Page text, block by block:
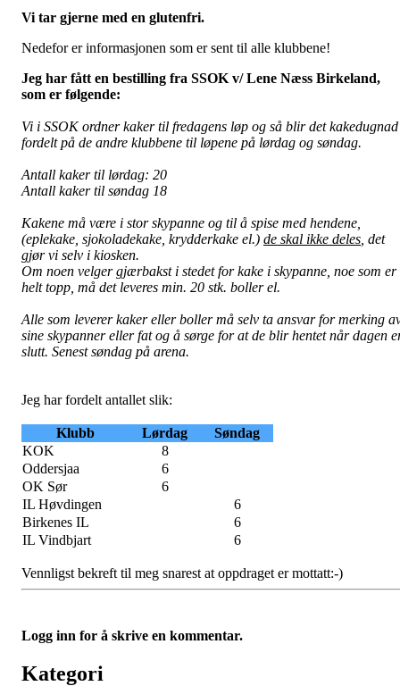
Vi tar gjerne med en glutenfri.
Nedefor er informasjonen som er sent til alle klubbene!
Jeg har fått en bestilling fra SSOK v/ Lene Næss Birkeland,
som er følgende:
Vi i SSOK ordner kaker til fredagens løp og så blir det kakedugnad
fordelt på de andre klubbene til løpene på lørdag og søndag.
Antall kaker til lørdag: 20
Antall kaker til søndag 18
Kakene må være i stor skypanne og til å spise med hendene,
(eplekake, sjokoladekake, krydderkake el.) de skal ikke deles, det
gjør vi selv i kiosken.
Om noen velger gjærbakst i stedet for kake i skypanne, noe som er
helt topp, må det leveres min. 20 stk. boller el.
Alle som leverer kaker eller boller må selv ta ansvar for merking
sine skypanner eller fat og å sørge for at de blir hentet når dagen
slutt. Senest søndag på arena.
Jeg har fordelt antallet slik:
Klubb Lørdag
Søndag
KOK
8
Oddersjaa
6
OK Sør
6
IL Høvdingen
6
Birkenes IL
6
IL Vindbjart
6
Vennligst bekreft til meg snarest at oppdraget er mottatt:-)
Logg inn for å skrive en kommentar.
Kategori